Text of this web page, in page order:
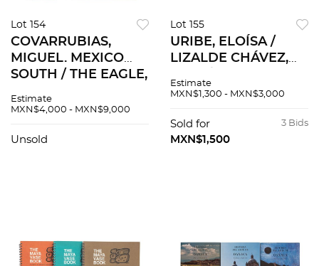
Lot 154
COVARRUBIAS,
MIGUEL. MEXICO
SOUTH / THE EAGLE,
THE SERPENT /
MEXICO & CENTRAL
Estimate
MXN$4,000 - MXN$9,000
Unsold
Lot 155
URIBE, ELOÍSA /
LIZALDE CHÁVEZ,
BEATRICE. CASA DE
BILLETE MEXICANO
/ ÁGUILA Y SOL.
Estimate
MXN$1,300 - MXN$3,000
3 Bids
Sold for
MXN$1,500